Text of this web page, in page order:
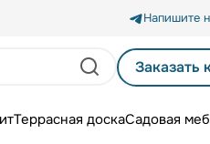
Напишите
Заказать
Террасная доскаСадовая